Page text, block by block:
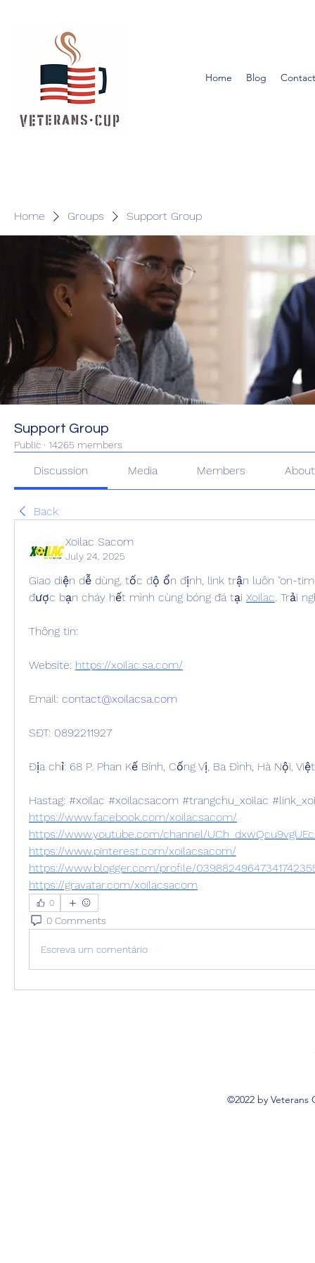
Home Blog
Home Groups Support Group
Support Group
Public · 14265 members
Discussion Media Members About
Back
Xoilac Sacom
July 24, 2025
Giao diện dễ dùng, tốc độ ổn định, link trận luôn "on-
được bạn cháy hết mình cùng bóng đá tại Xoilac. Trải
Thông tin:
Website: https://xoilac.sa.com/
Email: contact@xoilacsa.com
SĐT: 0892211927
Địa chỉ: 68 P. Phan Kế Bính, Cống Vị, Ba Đình, Hà Nội,
Hastag: #xoilac #xoilacsacom #trangchu_xoilac
https://www.facebook.com/xoilacsacom/
https://www.youtube.com/channel/
https://www.pinterest.com/xoilacsacom/
https://www.blogger.com/profile/
https://gravatar.com/xoilacsacom
0
0 Comments
Escreva um comentário
©2022 by Veterans